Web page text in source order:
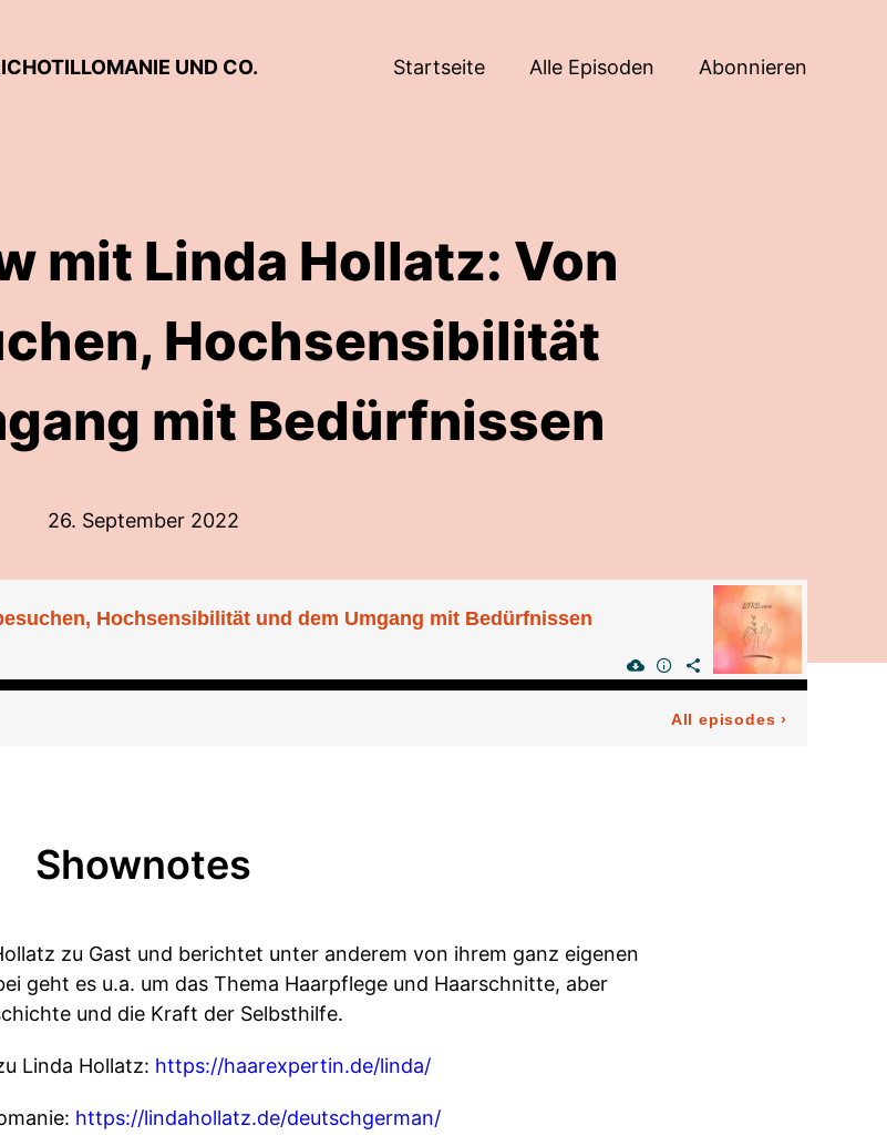
UND CO. Startseite Alle Episoden Abonnieren
mit Linda Hollatz: Von
Hochsensibilität
mit Bedürfnissen
26. September 2022
Hochsensibilität und dem Umgang mit Bedürfnissen
All episodes ›
Shownotes
zu Gast und berichtet unter anderem von ihrem ganz eigenen
geht es u.a. um das Thema Haarpflege und Haarschnitte, aber
und die Kraft der Selbsthilfe.
Linda Hollatz: https://haarexpertin.de/linda/
https://lindahollatz.de/deutschgerman/